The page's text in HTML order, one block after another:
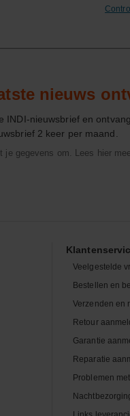
nieuws
INDI-nieuwsbrief en
2 keer per maand.
je gegevens om. Lees hier
Veelgestelde
Bestellen en
Verzenden en
Retour
Garantie
Reparatie
Problemen